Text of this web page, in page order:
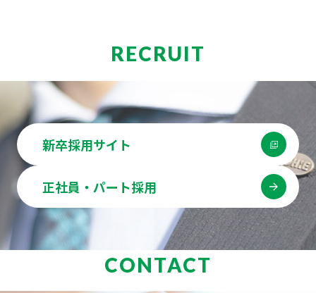
RECRUIT
新卒採用サイト
正社員・パート採用
CONTACT